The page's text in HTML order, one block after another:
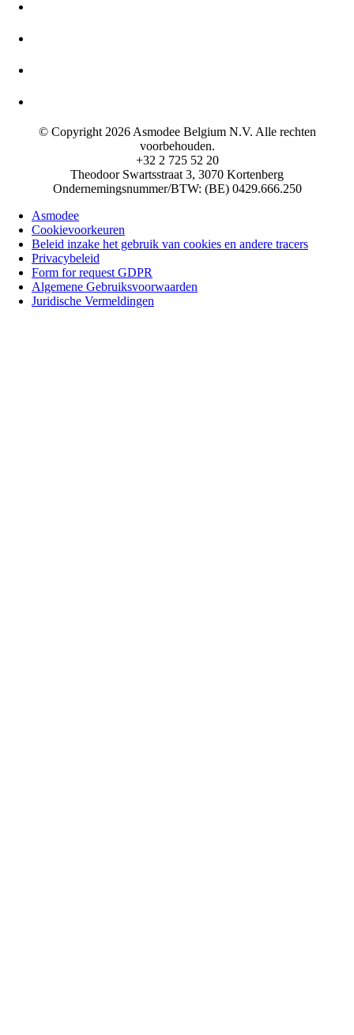
© Copyright 2026 Asmodee Belgium N.V. Alle rechten
voorbehouden.
+32 2 725 52 20
Theodoor Swartsstraat 3, 3070 Kortenberg
Ondernemingsnummer/BTW: (BE) 0429.666.250
Asmodee
Cookievoorkeuren
Beleid inzake het gebruik van cookies en andere tracers
Privacybeleid
Form for request GDPR
Algemene Gebruiksvoorwaarden
Juridische Vermeldingen